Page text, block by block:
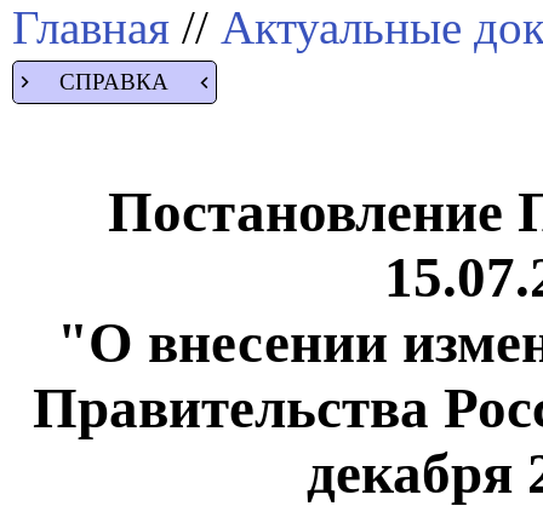
Главная // Актуальные
СПРАВКА
Постановление
"О внесении
Правительства
декабря